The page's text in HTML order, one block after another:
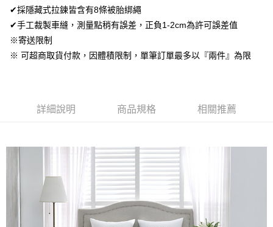
AFTEE先享後付是「在收到商品之後才付款」的支付方式。 讓您購物簡單
便利好安心！
１．簡單：不需註冊會員、不需綁卡、不需儲值。
２．便利：只要手機號碼，簡訊認證，即可結帳。
３．安心：先確認商品／服務後，再付款。
２．訂單成立數日內，您將收到繳費通知簡訊。
購買商品的店家。未經商家同意取消之訂單仍視為有效，需透過AFTEE先享
※ 交易是否成功請以「AFTEE先享後付 」之結帳頁面顯示為準，若有關於
是否繳費成功／繳費後需取消欲退款等相關疑問，請聯繫「AFTEE先享後付
客戶支援中心」
https://netprotections.freshdesk.com/support/home
ATM付款
運送方式
全家取貨付款
每筆NT$60，滿NT$499(含以上)免運費
付款後7-11取貨
每筆NT$60，滿NT$499(含以上)免運費
✔採隱藏式拉鍊皆含有8條被胎綁繩
✔手工裁製車縫，測量點稍有誤差，正負1-2cm為許可誤差值
※寄送限制
※ 可超商取貨付款，因體積限制，單筆訂單最多以『兩件』為限
詳細說明 商品規格 相關推薦